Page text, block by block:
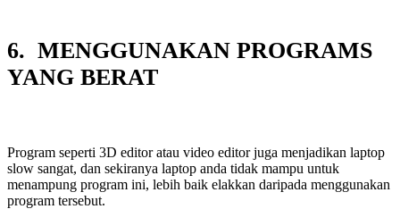
6. MENGGUNAKAN PROGRAMS
YANG BERAT
Program seperti 3D editor atau video editor juga menjadikan laptop
slow sangat, dan sekiranya laptop anda tidak mampu untuk
menampung program ini, lebih baik elakkan daripada menggunakan
program tersebut.